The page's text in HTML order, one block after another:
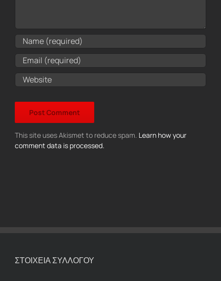
This site uses Akismet to reduce spam. Learn how your
comment data is processed.
ΣΤΟΙΧΕΙΑ ΣΥΛΛΟΓΟΥ